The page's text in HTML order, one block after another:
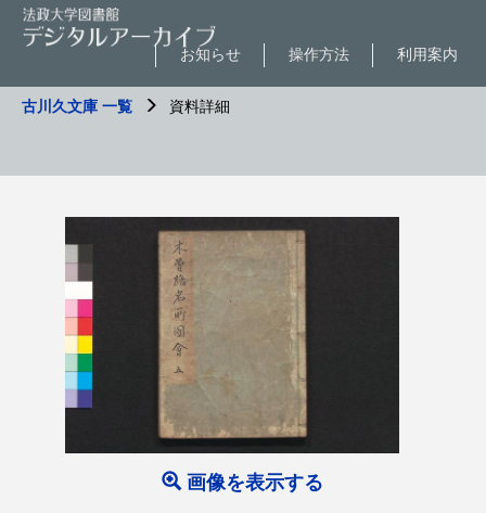
利用案内
操作方法
お知らせ
古川久文庫 一覧 資料詳細
画像を表示する